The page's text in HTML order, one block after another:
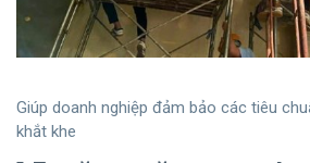
Giúp doanh nghiệp đảm bảo các tiêu
khắt khe